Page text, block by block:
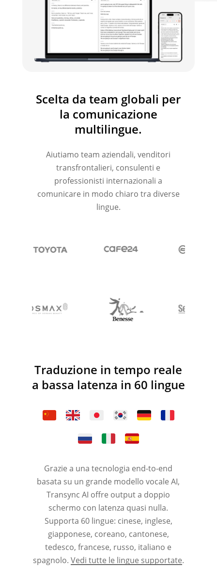
Scelta da team globali per
la comunicazione
multilingue.
Aiutiamo team aziendali, venditori
transfrontalieri, consulenti e
professionisti internazionali a
comunicare in modo chiaro tra diverse
lingue.
Traduzione in tempo reale
a bassa latenza in 60 lingue
Grazie a una tecnologia end-to-end
basata su un grande modello vocale AI,
Transync AI offre output a doppio
schermo con latenza quasi nulla.
Supporta 60 lingue: cinese, inglese,
giapponese, coreano, cantonese,
tedesco, francese, russo, italiano e
spagnolo. Vedi tutte le lingue supportate.